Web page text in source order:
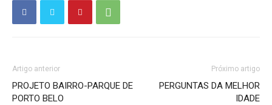
Artigo anterior
PROJETO BAIRRO-PARQUE DE
PORTO BELO
Próximo artigo
PERGUNTAS DA MELHOR
IDADE